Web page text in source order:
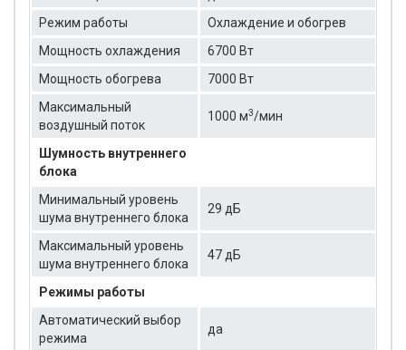
Режим работы
Охлаждение и обогрев
Мощность охлаждения
6700 Вт
Мощность обогрева
7000 Вт
Максимальный
воздушный поток
1000 м3/мин
Шумность внутреннего
блока
Минимальный уровень
шума внутреннего блока
29 дБ
Максимальный уровень
шума внутреннего блока
47 дБ
Режимы работы
Автоматический выбор
режима
да